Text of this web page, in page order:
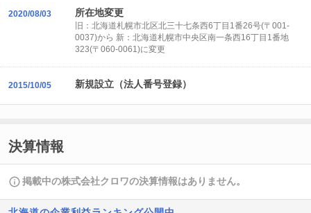
2020/08/03 所在地変更
旧：北海道札幌市北区北三十七条西6丁目1番26号(〒001-
0037)から 新：北海道札幌市中央区南一条西16丁目1番地
323(〒060-0061)に変更
2015/10/05 新規設立（法人番号登録）
決算情報
掲載中の株式会社クロワの決算情報はありません。